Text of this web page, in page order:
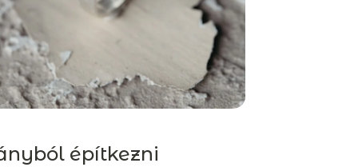
építkezni